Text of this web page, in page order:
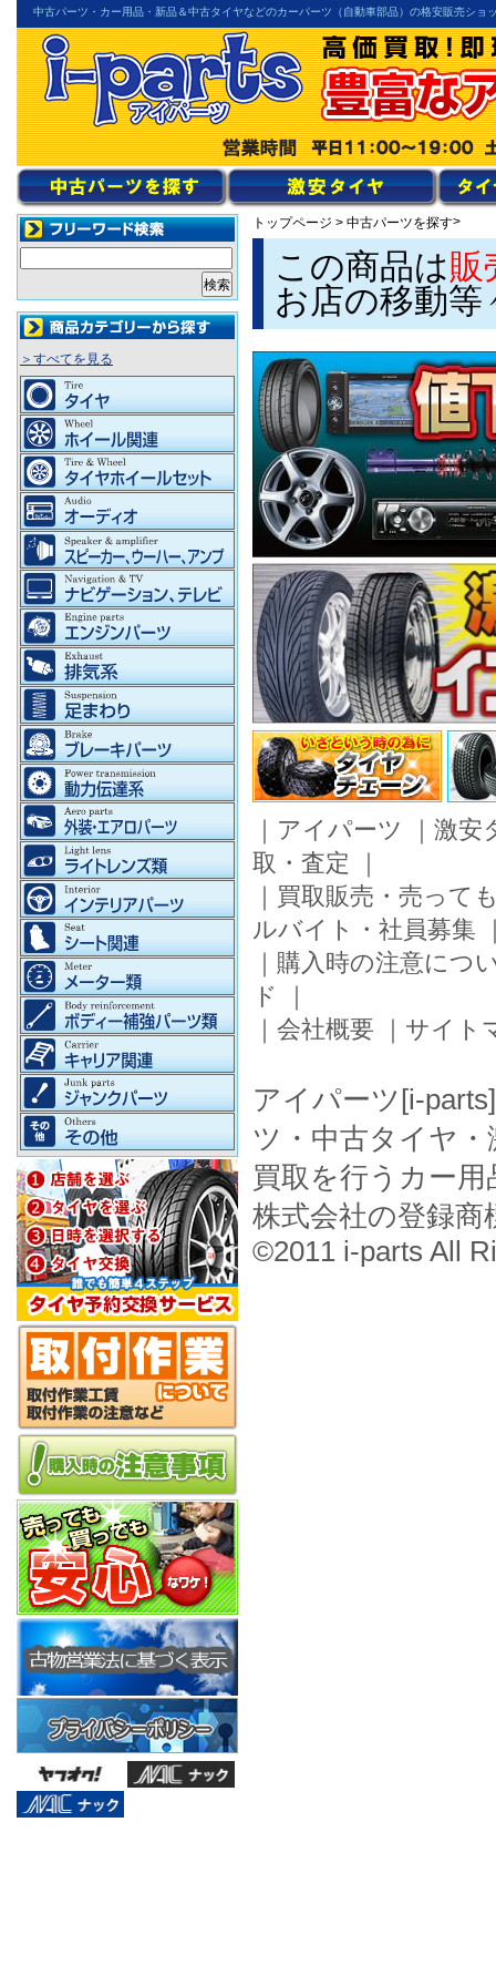
中古パーツ・カー用品・新品＆中古タイヤなどのカーパーツ（自動車部品）の格安販売ショ
トップページ > 中古パーツを探す>
この商品は販
お店の移動
｜ アイパーツ ｜ 激安
取・査定 ｜
｜ 買取販売・売って
ルバイト・社員募集
｜ 購入時の注意につ
ド
｜
｜ 会社概要 ｜ サイト
アイパーツ[i-
ツ・中古タイヤ
買取を行うカー
株式会社の登録商
©2011 i-parts All
＞すべてを見る